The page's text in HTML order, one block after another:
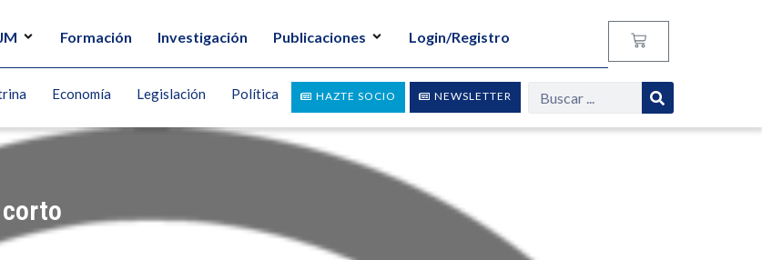
Formación Investigación Publicaciones Login/Registro
NEWSLETTER
HAZTE SOCIO
Economía Legislación Política
corto